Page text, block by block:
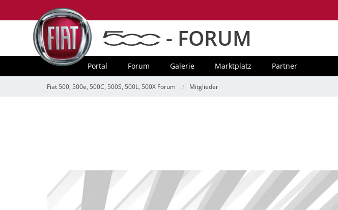
- FORUM
Portal Forum Galerie Marktplatz Partner
Fiat 500, 500e, 500C, 500S, 500L, 500X Forum Mitglieder